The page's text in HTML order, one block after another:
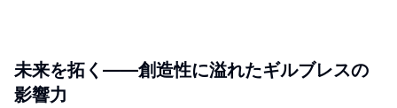
未来を拓く――創造性に溢れたギルブレスの
影響力